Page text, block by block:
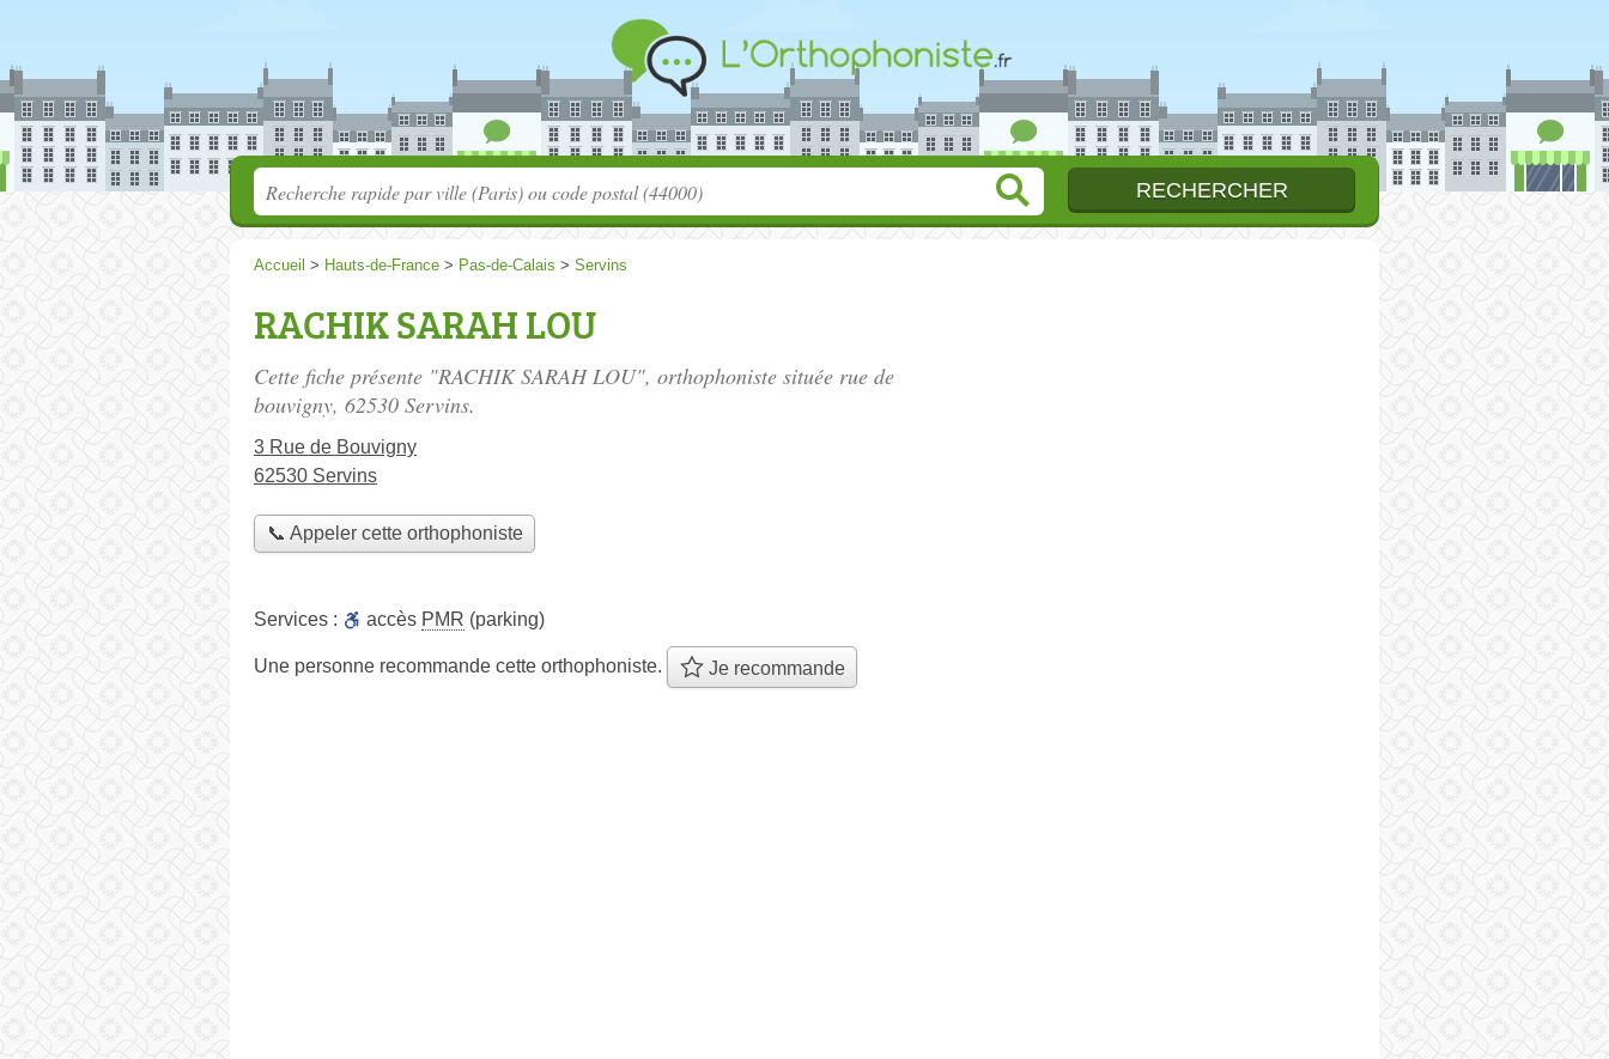
Accueil > Hauts-de-France > Pas-de-Calais > Servins
RACHIK SARAH LOU
Cette fiche présente "RACHIK SARAH LOU", orthophoniste située rue de
bouvigny, 62530 Servins.
3 Rue de Bouvigny
62530 Servins
📞 Appeler cette orthophoniste
Services : accès PMR (parking)
Une personne recommande cette orthophoniste. Je recommande